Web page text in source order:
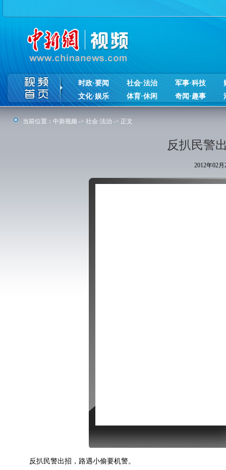
时政·要闻 社会·法治 军事·科技
文化·娱乐
体育·休闲 奇闻·趣事
当前位置： 中新视频 -> 社会·法治 -> 正文
反扒民警
2012年02
反扒民警出招，路遇小偷要机警。